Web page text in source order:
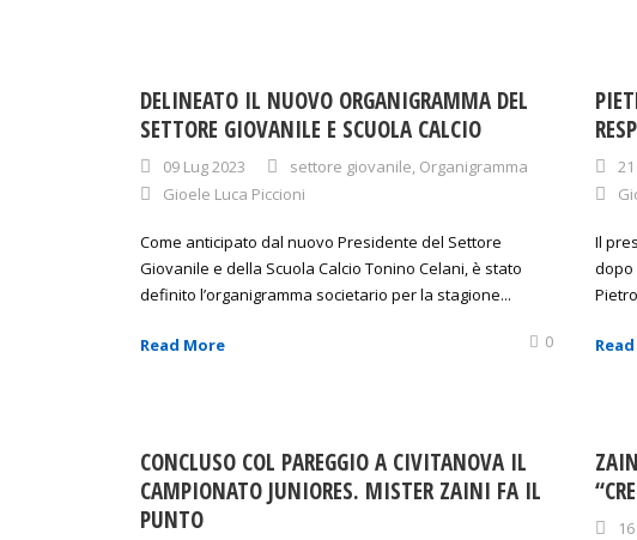
DELINEATO IL NUOVO ORGANIGRAMMA DEL
SETTORE GIOVANILE E SCUOLA CALCIO
09 Lug 2023 settore giovanile, Organigramma
Gioele Luca Piccioni
Come anticipato dal nuovo Presidente del Settore
Giovanile e della Scuola Calcio Tonino Celani, è stato
definito l’organigramma societario per la stagione...
Read More 0
Il
dopo
CONCLUSO COL PAREGGIO A CIVITANOVA IL
CAMPIONATO JUNIORES. MISTER ZAINI FA IL
PUNTO